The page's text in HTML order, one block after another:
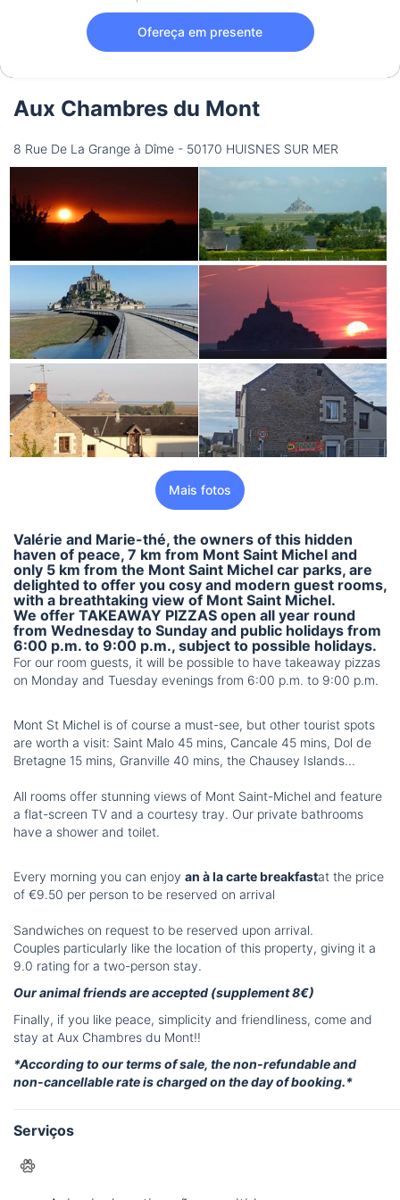
Ofereça em presente
Aux Chambres du Mont
8 Rue De La Grange à Dîme - 50170 HUISNES SUR MER
Mais fotos
Valérie and Marie-thé, the owners of this hidden
haven of peace, 7 km from Mont Saint Michel and
only 5 km from the Mont Saint Michel car parks, are
delighted to offer you cosy and modern guest rooms,
with a breathtaking view of Mont Saint Michel.
We offer TAKEAWAY PIZZAS open all year round
from Wednesday to Sunday and public holidays from
6:00 p.m. to 9:00 p.m., subject to possible holidays.
For our room guests, it will be possible to have takeaway pizzas
on Monday and Tuesday evenings from 6:00 p.m. to 9:00 p.m.
Mont St Michel is of course a must-see, but other tourist spots
are worth a visit: Saint Malo 45 mins, Cancale 45 mins, Dol de
Bretagne 15 mins, Granville 40 mins, the Chausey Islands...
All rooms offer stunning views of Mont Saint-Michel and feature
a flat-screen TV and a courtesy tray. Our private bathrooms
have a shower and toilet.
Every morning you can enjoy an à la carte breakfastat the price
of €9.50 per person to be reserved on arrival
Sandwiches on request to be reserved upon arrival.
Couples particularly like the location of this property, giving it a
9.0 rating for a two-person stay.
Our animal friends are accepted (supplement 8€)
Finally, if you like peace, simplicity and friendliness, come and
stay at Aux Chambres du Mont!!
*According to our terms of sale, the non-refundable and
non-cancellable rate is charged on the day of booking.*
Serviços